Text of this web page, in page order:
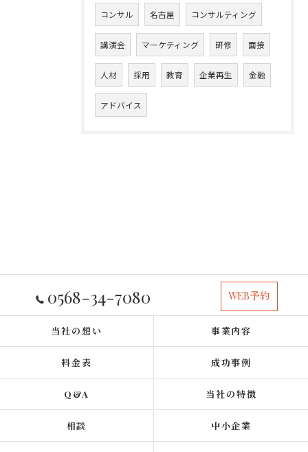
コンサル 名古屋 コンサルティング
講演会 マーケティング 研修 面接
人材 採用 教育 企業再生 金融
アドバイス
0568-34-7080 WEB予約
当社の想い 事業内容
料金表 成功事例
Q&A 当社の特徴
相談 中小企業